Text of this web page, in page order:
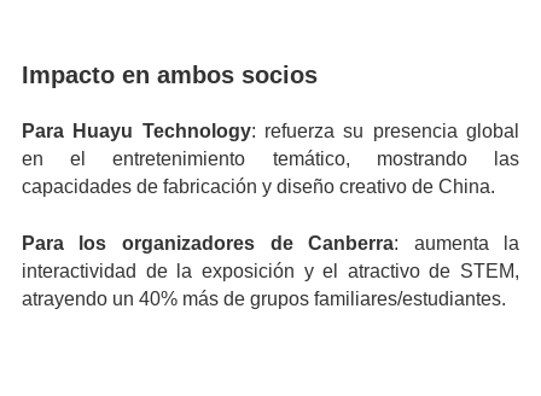
Impacto en ambos socios
Para Huayu Technology: refuerza su presencia global
en el entretenimiento temático, mostrando las
capacidades de fabricación y diseño creativo de China.
Para los organizadores de Canberra: aumenta la
interactividad de la exposición y el atractivo de STEM,
atrayendo un 40% más de grupos familiares/estudiantes.